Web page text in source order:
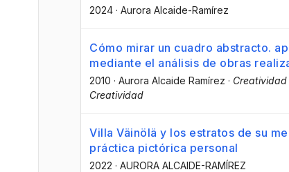
2024 · Aurora Alcaide-Ramírez
Cómo mirar un cuadro abstracto.
mediante el análisis de obras
2010 · Aurora Alcaide Ramírez ·
Creatividad
Villa Väinölä y los estratos de su
práctica pictórica personal
2022 · AURORA ALCAIDE-RAMÍREZ